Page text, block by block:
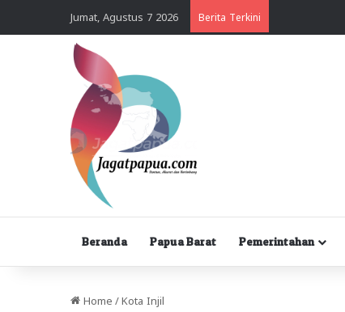
Jumat, Agustus 7 2026 Berita Terkini
Beranda Papua Barat Pemerintahan
Home / Kota Injil